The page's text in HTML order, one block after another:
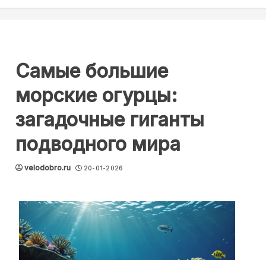
Самые большие
морские огурцы:
загадочные гиганты
подводного мира
velodobro.ru 20-01-2026